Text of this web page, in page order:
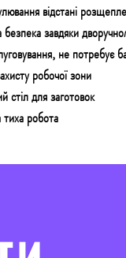
відстані
завдяки
, не потребує
робочої зони
для заготовок
робота